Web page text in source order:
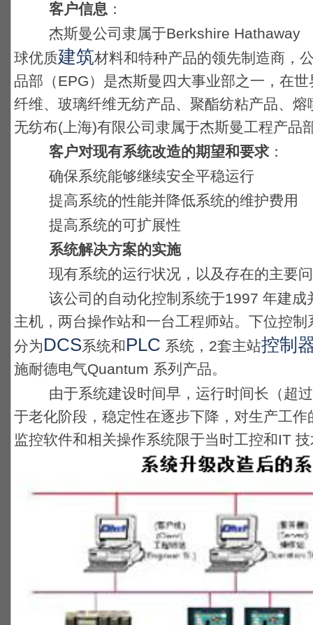
客户信息 ：
杰斯曼公司隶属于Berkshire Hathaway
球优质建筑材料和特种产品的领先制造商，
品部（EPG）是杰斯曼四大事业部之一，在
纤维、玻璃纤维无纺产品、聚酯纺粘产品、
无纺布(上海)有限公司隶属于杰斯曼工程产品
客户对现有系统改造的期望和要求：
确保系统能够继续安全平稳运行
提高系统的性能并降低系统的维护费用
提高系统的可扩展性
系统解决方案的实施
现有系统的运行状况，以及存在的主要
该公司的自动化控制系统于1997 年建
主机，两台操作站和一台工程师站。下位控
分为DCS系统和PLC 系统，2套主站控制
施耐德电气Quantum 系列产品。
由于系统建设时间早，运行时间长（超
于老化阶段，稳定性在逐步下降，对生产工
监控软件和相关操作系统限于当时工控和IT